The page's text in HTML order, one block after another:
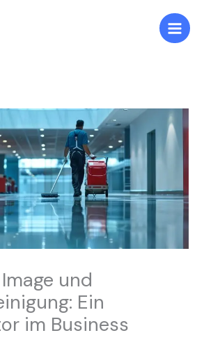
und
Ein
im Business